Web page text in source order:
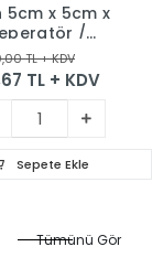
5cm x 5cm x
/
TL + KDV
TL + KDV
Sepete Ekle
Tümünü Gör